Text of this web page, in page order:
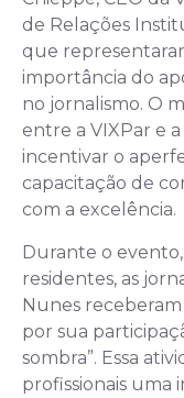
de Relações
que
importância do
no jornalismo. O
entre a VIXPar e
incentivar o
capacitação de
com a excelência.
Durante o
residentes, as
Nunes
por sua
sombra”. Essa
profissionais uma